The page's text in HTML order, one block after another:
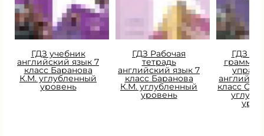
ГДЗ учебник
английский язык 7
класс Баранова
К.М. углубленный
уровень
ГДЗ Рабочая
тетрадь
английский язык 7
класс Баранова
К.М. углубленный
уровень
ГДЗ
класс